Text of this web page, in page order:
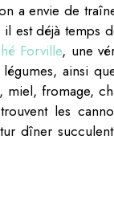
a envie de
est déjà temps
Forville, une
ainsi
miel, fromage,
les
dîner